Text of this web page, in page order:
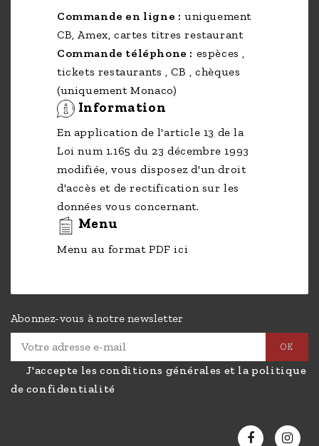
Commande en ligne : uniquement
CB, Amex, cartes titres restaurant
Commande téléphone : espèces ,
tickets restaurants , CB , chèques
(uniquement Monaco)
Information
En application de l'article 13 de la
Loi num 1.165 du 23 décembre 1993
modifiée, vous disposez d'un droit
d'accès et de rectification sur les
données vous concernant.
Menu
Menu au format PDF ici
Abonnez-vous à notre newsletter
J'accepte les conditions générales et la politique
de confidentialité